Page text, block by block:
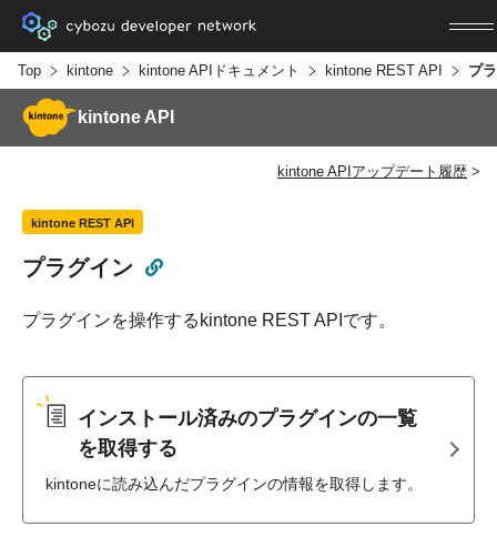
Top kintone kintone APIドキュメント kintone REST API プ
kintone API
kintone APIアップデート履歴
kintone REST API
プラグイン
プラグインを操作するkintone REST APIです。
インストール済みのプラグインの一覧
を取得する
kintoneに読み込んだプラグインの情報を取得します。